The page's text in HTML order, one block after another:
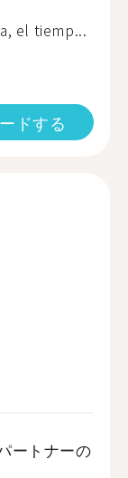
el tiemp...
ドする
ートナーの